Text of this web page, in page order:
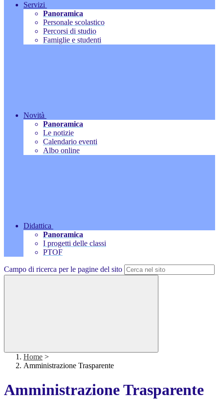
Servizi
Panoramica
Personale scolastico
Percorsi di studio
Famiglie e studenti
Novità
Panoramica
Le notizie
Calendario eventi
Albo online
Didattica
Panoramica
I progetti delle classi
PTOF
Campo di ricerca per le pagine del sito
Home >
Amministrazione Trasparente
Amministrazione Trasparente